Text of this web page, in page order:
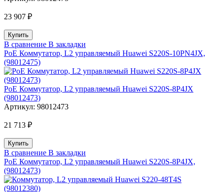
23 907 ₽
В сравнение В закладки
PoE Коммутатор, L2 управляемый Huawei S220S-10PN4JX,
(98012475)
PoE Коммутатор, L2 управляемый Huawei S220S-8P4JX
(98012473)
Артикул: 98012473
21 713 ₽
В сравнение В закладки
PoE Коммутатор, L2 управляемый Huawei S220S-8P4JX,
(98012473)